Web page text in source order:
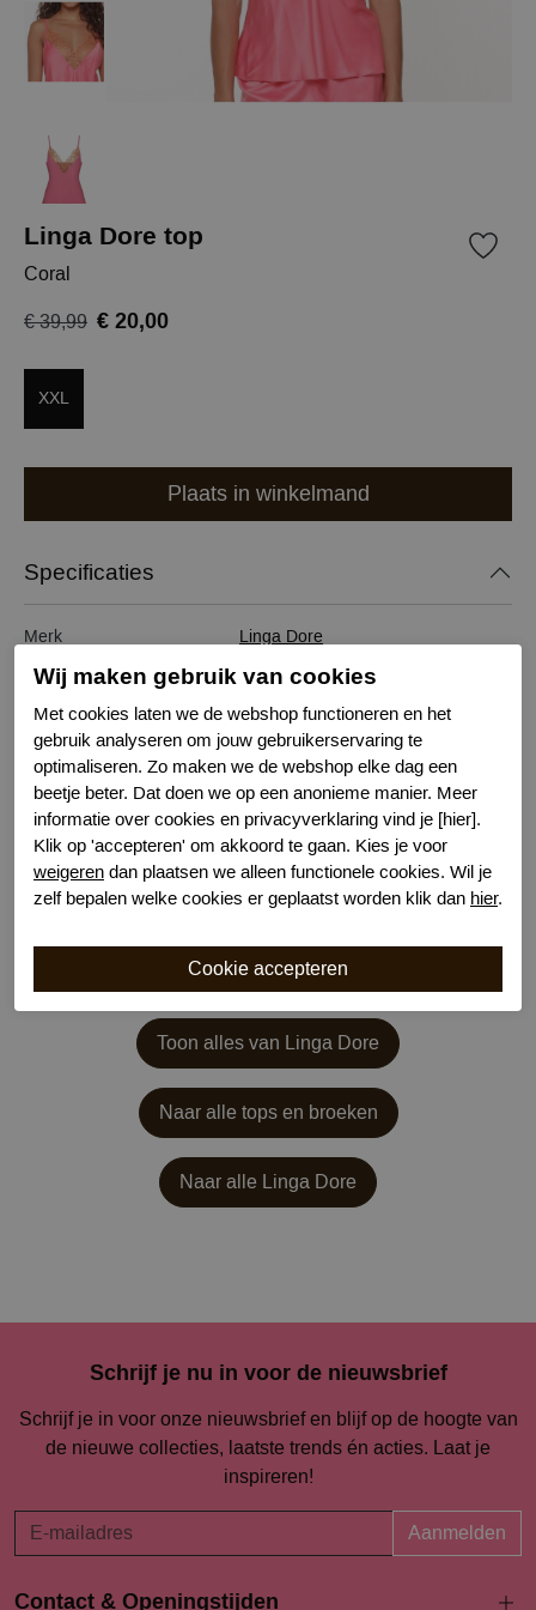
Linga Dore top
Coral
€ 39,99 € 20,00
XXL
Plaats in winkelmand
Specificaties
Merk
Linga Dore
Serie naam
Leveranciercode
Bestelcode
621902872
Kleur
Oranje
Materiaal
Polyamide
Wasvoorschrift
30 graden niet geschikt voor droger
Nachtmode
Verstelbare bandjes
Toon alles van Linga Dore
Naar alle tops en broeken
Naar alle Linga Dore
Schrijf je nu in voor de nieuwsbrief
Schrijf je in voor onze nieuwsbrief en blijf op de hoogte van
de nieuwe collecties, laatste trends én acties. Laat je
inspireren!
Aanmelden
Contact & Openingstijden
Wij maken gebruik van cookies
Met cookies laten we de webshop functioneren en het
gebruik analyseren om jouw gebruikerservaring te
optimaliseren. Zo maken we de webshop elke dag een
beetje beter. Dat doen we op een anonieme manier. Meer
informatie over cookies en privacyverklaring vind je [hier].
Klik op 'accepteren' om akkoord te gaan. Kies je voor
weigeren dan plaatsen we alleen functionele cookies. Wil je
zelf bepalen welke cookies er geplaatst worden klik dan hier.